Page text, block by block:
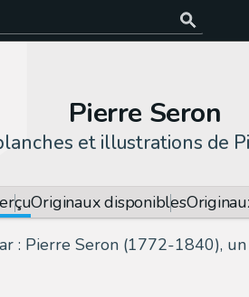
Pierre Seron
et illustrations de
Originaux disponibles
: Pierre Seron (1772-1840),